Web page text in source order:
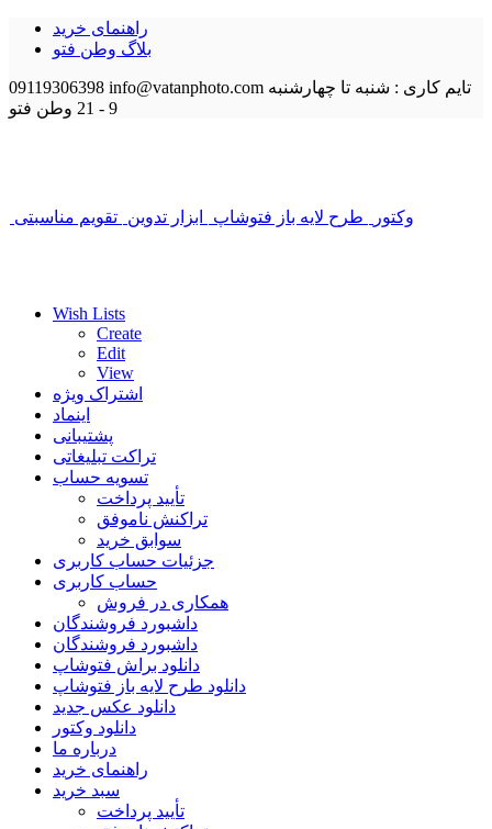
راهنمای خرید
بلاگ وطن فتو
09119306398 info@vatanphoto.com تایم کاری : شنبه تا چهارشنبه
9 - 21
وطن فتو
وکتور طرح لایه باز فتوشاپ ابزار تدوین تقویم مناسبتی
Wish Lists
Create
Edit
View
اشتراک ویژه
اینماد
پشتیبانی
تراکت تبلیغاتی
تسویه حساب
تأیید پرداخت
تراکنش ناموفق
سوابق خرید
جزئیات حساب کاربری
حساب کاربری
همکاری در فروش
داشبورد فروشندگان
داشبورد فروشندگان
دانلود براش فتوشاپ
دانلود طرح لایه باز فتوشاپ
دانلود عکس جدید
دانلود وکتور
درباره ما
راهنمای خرید
سبد خرید
تأیید پرداخت